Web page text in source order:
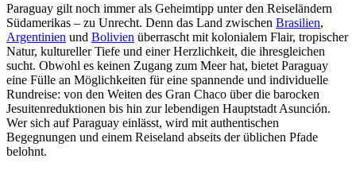
Paraguay gilt noch immer als Geheimtipp unter den Reiseländern
Südamerikas – zu Unrecht. Denn das Land zwischen Brasilien,
Argentinien und Bolivien überrascht mit kolonialem Flair, tropischer
Natur, kultureller Tiefe und einer Herzlichkeit, die ihresgleichen
sucht. Obwohl es keinen Zugang zum Meer hat, bietet Paraguay
eine Fülle an Möglichkeiten für eine spannende und individuelle
Rundreise: von den Weiten des Gran Chaco über die barocken
Jesuitenreduktionen bis hin zur lebendigen Hauptstadt Asunción.
Wer sich auf Paraguay einlässt, wird mit authentischen
Begegnungen und einem Reiseland abseits der üblichen Pfade
belohnt.